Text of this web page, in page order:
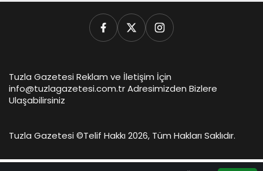
Tuzla Gazetesi Reklam ve İletişim İçin
info@tuzlagazetesi.com.tr Adresimizden Bizlere
Ulaşabilirsiniz
Tuzla Gazetesi ©Telif Hakkı 2026, Tüm Hakları Saklıdır.